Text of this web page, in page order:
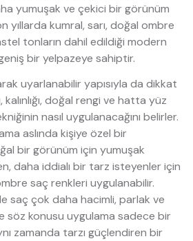
yumuşak ve çekici bir görünüm
yıllarda kumral, sarı, doğal ombre
tonların dahil edildiği modern
bir yelpazeye sahiptir.
uyarlanabilir yapısıyla da dikkat
kalınlığı, doğal rengi ve hatta yüz
nasıl uygulanacağını belirler.
aslında kişiye özel bir
bir görünüm için yumuşak
daha iddialı bir tarz isteyenler için
saç renkleri uygulanabilir.
saç çok daha hacimli, parlak ve
söz konusu uygulama sadece bir
zamanda tarzı güçlendiren bir